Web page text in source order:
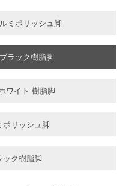
ミポリッシュ脚
ラック樹脂脚
ワイト 樹脂脚
ポリッシュ脚
ック樹脂脚